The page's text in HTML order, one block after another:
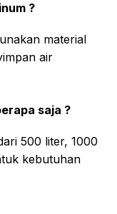
?
material
air
saja ?
500 liter, 1000
kebutuhan